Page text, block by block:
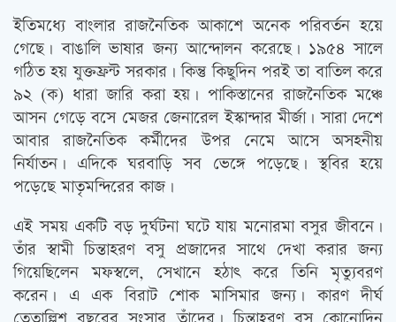
ইতিমধ্যে বাংলার রাজনৈতিক আকাশে অনেক পরিবর্তন হয়ে
গেছে। বাঙালি ভাষার জন্য আন্দোলন করেছে। ১৯৫৪ সালে
গঠিত হয় যুক্তফ্রন্ট সরকার। কিন্তু কিছুদিন পরই তা বাতিল করে
৯২ (ক) ধারা জারি করা হয়। পাকিস্তানের রাজনৈতিক মঞ্চে
আসন গেড়ে বসে মেজর জেনারেল ইস্কান্দার মীর্জা। সারা দেশে
আবার রাজনৈতিক কর্মীদের উপর নেমে আসে অসহনীয়
নির্যাতন। এদিকে ঘরবাড়ি সব ভেঙ্গে পড়েছে। স্থবির হয়ে
পড়েছে মাতৃমন্দিরের কাজ।
এই সময় একটি বড় দুর্ঘটনা ঘটে যায় মনোরমা বসুর জীবনে।
তাঁর স্বামী চিন্তাহরণ বসু প্রজাদের সাথে দেখা করার জন্য
গিয়েছিলেন মফস্বলে, সেখানে হঠাৎ করে তিনি মৃত্যুবরণ
করেন। এ এক বিরাট শোক মাসিমার জন্য। কারণ দীর্ঘ